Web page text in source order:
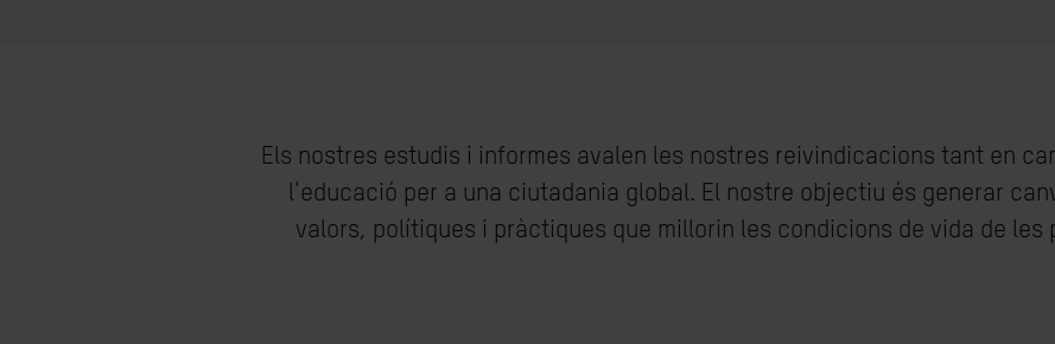
Els nostres estudis i informes avalen les nostres reivindicacions tant en
l'educació per a una ciutadania global. El nostre objectiu és generar
valors, polítiques i pràctiques que millorin les condicions de vida de les